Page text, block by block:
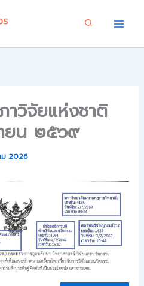
วิจัยแห่งชาติ
ยน ๒๕๖๙
ม 2026